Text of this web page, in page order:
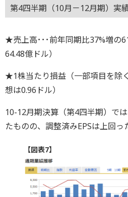
第4四半期（10月－12月期）実
★売上高･･･前年同期比37%増の
64.48億ドル）
★1株当たり損益（一部項目を除
想は0.96ドル）
10-12月期決算（第4四半期）で
たものの、調整済みEPSは上回っ
【図表7】